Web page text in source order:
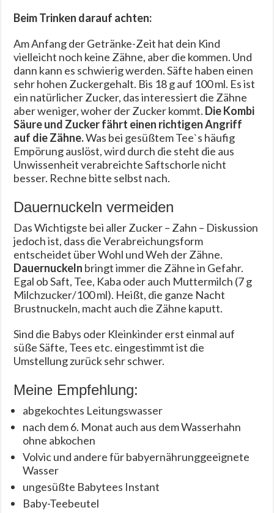
Beim Trinken darauf achten:
Am Anfang der Getränke-Zeit hat dein Kind
vielleicht noch keine Zähne, aber die kommen. Und
dann kann es schwierig werden. Säfte haben einen
sehr hohen Zuckergehalt. Bis 18 g auf 100 ml. Es ist
ein natürlicher Zucker, das interessiert die Zähne
aber weniger, woher der Zucker kommt. Die Kombi
Säure und Zucker fährt einen richtigen Angriff
auf die Zähne.Was bei gesüßtem Tee`s häufig
Empörung auslöst, wird durch die steht die aus
Unwissenheit verabreichte Saftschorle nicht
besser. Rechne bitte selbst nach.
Dauernuckeln vermeiden
Das Wichtigste bei aller Zucker – Zahn – Diskussion
jedoch ist, dass die Verabreichungsform
entscheidet über Wohl und Weh der Zähne.
Dauernuckeln bringt immer die Zähne in Gefahr.
Egal ob Saft, Tee, Kaba oder auch Muttermilch (7 g
Milchzucker/100 ml). Heißt, die ganze Nacht
Brustnuckeln, macht auch die Zähne kaputt.
Sind die Babys oder Kleinkinder erst einmal auf
süße Säfte, Tees etc. eingestimmt ist die
Umstellung zurück sehr schwer.
Meine Empfehlung:
abgekochtes Leitungswasser
nach dem 6. Monat auch aus dem Wasserhahn
ohne abkochen
Volvic und andere für babyernährunggeeignete
Wasser
ungesüßte Babytees Instant
Baby-Teebeutel